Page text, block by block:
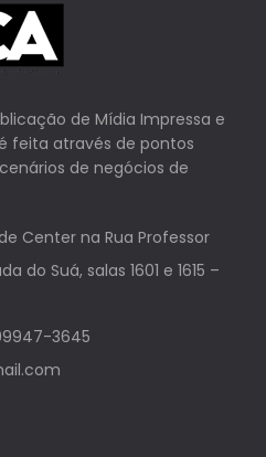
de Mídia Impressa e
feita através de pontos
de negócios de
Center na Rua Professor
do Suá, salas 1601 e 1615 –
3645